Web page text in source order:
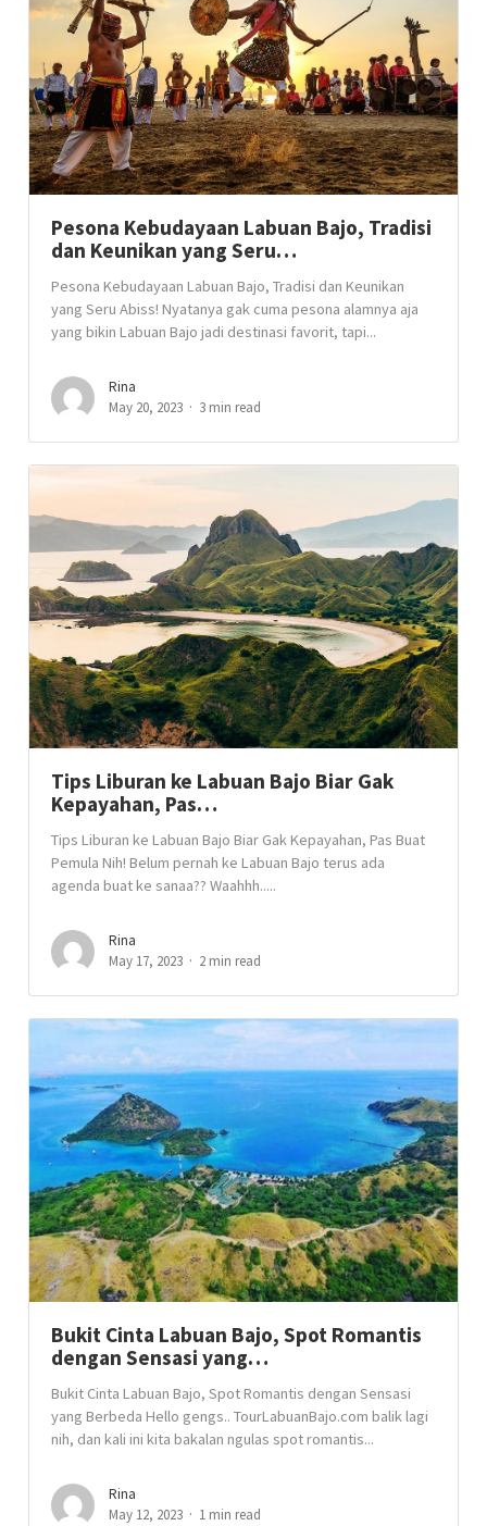
Pesona Kebudayaan Labuan Bajo, Tradisi
dan Keunikan yang Seru…
Pesona Kebudayaan Labuan Bajo, Tradisi dan Keunikan
yang Seru Abiss! Nyatanya gak cuma pesona alamnya aja
yang bikin Labuan Bajo jadi destinasi favorit, tapi...
Rina
May 20, 2023
3 min read
Tips Liburan ke Labuan Bajo Biar Gak
Kepayahan, Pas…
Tips Liburan ke Labuan Bajo Biar Gak Kepayahan, Pas Buat
Pemula Nih! Belum pernah ke Labuan Bajo terus ada
agenda buat ke sanaa?? Waahhh.....
Rina
May 17, 2023
2 min read
Bukit Cinta Labuan Bajo, Spot Romantis
dengan Sensasi yang…
Bukit Cinta Labuan Bajo, Spot Romantis dengan Sensasi
yang Berbeda Hello gengs.. TourLabuanBajo.com balik lagi
nih, dan kali ini kita bakalan ngulas spot romantis...
Rina
May 12, 2023
1 min read